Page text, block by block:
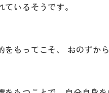
いるそうです。
をもってこそ、 おのずか